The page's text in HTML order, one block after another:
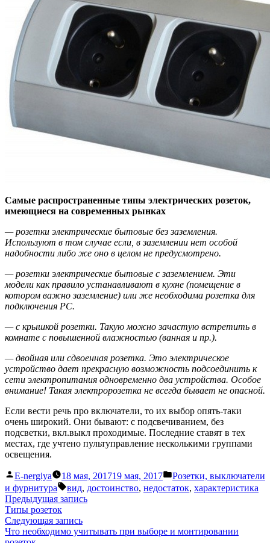
Самые распространенные типы электрических розеток,
имеющиеся на современных рынках
— розетки электрические бытовые без заземления.
Используют в том случае если, в заземлении нет особой
надобности либо же оно в целом не предусмотрено.
— розетки электрические бытовые с заземлением. Эти
модели как правило устанавливают в кухне (помещение в
котором важно заземление) или же необходима розетка для
подключения PC.
— с крышкой розетки. Такую можно зачастую встретить в
комнате с повышенной влажностью (ванная и пр.).
— двойная или сдвоенная розетка. Это электрическое
устройство дает прекрасную возможность подсоединить к
сети электропитания одновременно два устройства. Особое
внимание! Такая электророзетка не всегда бывает не опасной.
Если вести речь про включатели, то их выбор опять-таки
очень широкий. Они бывают: с подсвечиванием, без
подсветки, вкл.выкл проходимые. Последние ставят в тех
местах, где учтено пультуправление несколькими группами
освещения.
Написано
автором
E-nergiya 18 мая, 201719 мая, 2017
Написано
в
Розетки, выключатели
и фурнитура
Метки:
вид, достоинство, недостаток, характеристика
Навигация
по
записям
Предыдущая записьПредыдущая
Типы розеток
Следующая записьСледующая
запись:
Что необходимо учитывать при выборе и монтировании